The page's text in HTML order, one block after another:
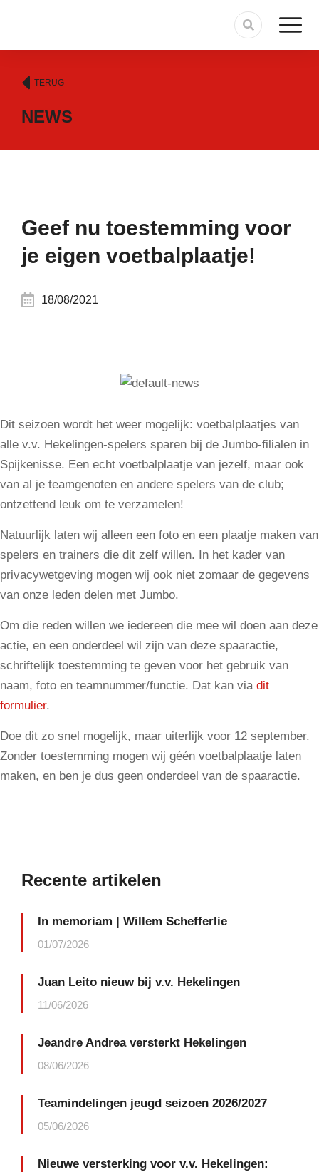
TERUG
NEWS
Geef nu toestemming voor
je eigen voetbalplaatje!
18/08/2021
Dit seizoen wordt het weer mogelijk: voetbalplaatjes van
alle v.v. Hekelingen-spelers sparen bij de Jumbo-filialen in
Spijkenisse. Een echt voetbalplaatje van jezelf, maar ook
van al je teamgenoten en andere spelers van de club;
ontzettend leuk om te verzamelen!
Natuurlijk laten wij alleen een foto en een plaatje maken van
spelers en trainers die dit zelf willen. In het kader van
privacywetgeving mogen wij ook niet zomaar de gegevens
van onze leden delen met Jumbo.
Om die reden willen we iedereen die mee wil doen aan deze
actie, en een onderdeel wil zijn van deze spaaractie,
schriftelijk toestemming te geven voor het gebruik van
naam, foto en teamnummer/functie. Dat kan via dit
formulier.
Doe dit zo snel mogelijk, maar uiterlijk voor 12 september.
Zonder toestemming mogen wij géén voetbalplaatje laten
maken, en ben je dus geen onderdeel van de spaaractie.
Recente artikelen
In memoriam | Willem Schefferlie
01/07/2026
Juan Leito nieuw bij v.v. Hekelingen
11/06/2026
Jeandre Andrea versterkt Hekelingen
08/06/2026
Teamindelingen jeugd seizoen 2026/2027
05/06/2026
Nieuwe versterking voor v.v. Hekelingen: